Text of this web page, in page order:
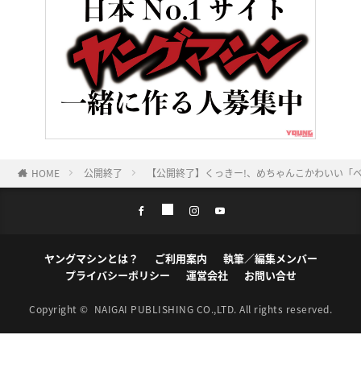
HOME 公開終了 【公開終了】くっきー!、めちゃんこかわいい
ヤングマシンとは？ ご利用案内
執筆／編集メンバー
プライバシーポリシー
運営会社 お問い合せ
Copyright © NAIGAI PUBLISHING CO.,LTD. All rights reserved.